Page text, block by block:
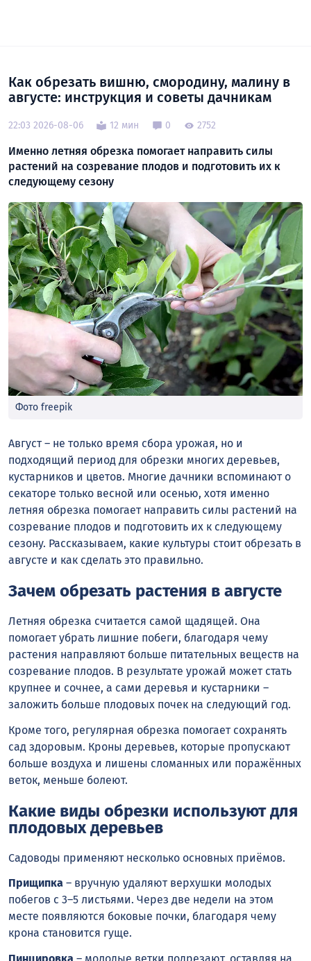
Как обрезать вишню, смородину, малину в
августе: инструкция и советы дачникам
22:03 2026-08-06 12 мин 0 2752
Именно летняя обрезка помогает направить силы
растений на созревание плодов и подготовить их к
следующему сезону
Фото freepik
Август – не только время сбора урожая, но и
подходящий период для обрезки многих деревьев,
кустарников и цветов. Многие дачники вспоминают о
секаторе только весной или осенью, хотя именно
летняя обрезка помогает направить силы растений на
созревание плодов и подготовить их к следующему
сезону. Рассказываем, какие культуры стоит обрезать в
августе и как сделать это правильно.
Зачем обрезать растения в августе
Летняя обрезка считается самой щадящей. Она
помогает убрать лишние побеги, благодаря чему
растения направляют больше питательных веществ на
созревание плодов. В результате урожай может стать
крупнее и сочнее, а сами деревья и кустарники –
заложить больше плодовых почек на следующий год.
Кроме того, регулярная обрезка помогает сохранять
сад здоровым. Кроны деревьев, которые пропускают
больше воздуха и лишены сломанных или поражённых
веток, меньше болеют.
Какие виды обрезки используют для
плодовых деревьев
Садоводы применяют несколько основных приёмов.
Прищипка – вручную удаляют верхушки молодых
побегов с 3–5 листьями. Через две недели на этом
месте появляются боковые почки, благодаря чему
крона становится гуще.